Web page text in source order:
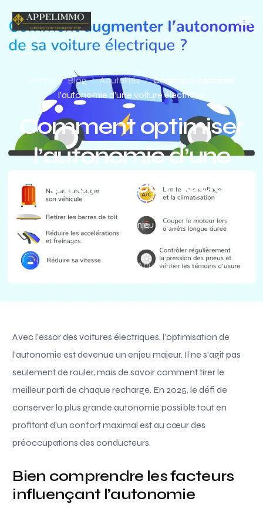
Blog Acutalités
Comment optimiser
l’autonomie d’une voiture électrique
Comment optimiser
l’autonomie d’une
voiture électrique
Avec l’essor des voitures électriques, l’optimisation de
l’autonomie est devenue un enjeu majeur. Il ne s’agit pas
seulement de rouler, mais de […]
Paul Simon Mai 29, 2026 Acutalités 4 Min Read
Avec l’essor des voitures électriques, l’optimisation de
l’autonomie est devenue un enjeu majeur. Il ne s’agit pas
seulement de rouler, mais de savoir comment tirer le
meilleur parti de chaque recharge. En 2025, le défi de
conserver la plus grande autonomie possible tout en
profitant d’un confort maximal est au cœur des
préoccupations des conducteurs.
Bien comprendre les facteurs
influençant l’autonomie